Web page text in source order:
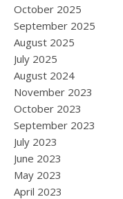
October 2025
September 2025
August 2025
July 2025
August 2024
November 2023
October 2023
September 2023
July 2023
June 2023
May 2023
April 2023